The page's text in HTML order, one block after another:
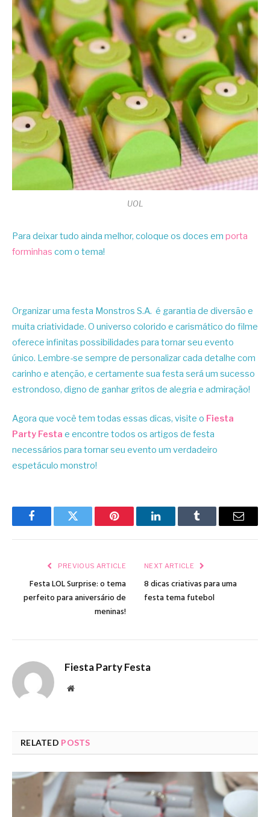
UOL
Para deixar tudo ainda melhor, coloque os doces em porta
forminhas com o tema!
Organizar uma festa Monstros S.A. é garantia de diversão e
muita criatividade. O universo colorido e carismático do filme
oferece infinitas possibilidades para tornar seu evento
único. Lembre-se sempre de personalizar cada detalhe com
carinho e atenção, e certamente sua festa será um sucesso
estrondoso, digno de ganhar gritos de alegria e admiração!
Agora que você tem todas essas dicas, visite o Fiesta
Party Festa e encontre todos os artigos de festa
necessários para tornar seu evento um verdadeiro
espetáculo monstro!
FacebookTwitter Pinterest LinkedInTumblr Email
PREVIOUS ARTICLE
Festa LOL Surprise: o tema
perfeito para aniversário de
meninas!
NEXT ARTICLE
8 dicas criativas para uma
festa tema futebol
Fiesta Party Festa
Website
RELATED POSTS